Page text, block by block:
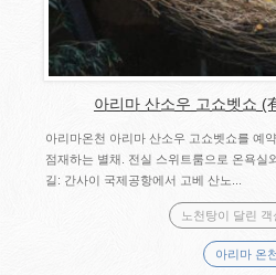
아리마 산소우 고쇼벳쇼 (
아리마온천 아리마 산소우 고쇼벳쇼를 예
점재하는 별채. 전실 스위트룸으로 온욕실
길: 간사이 국제공항에서 고베 산노...
노천탕이 달린 객
아리마 온